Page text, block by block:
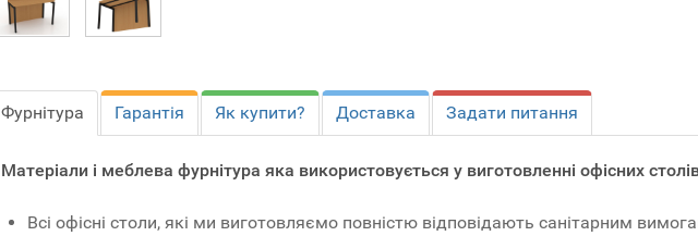
Фурнітура Гарантія Як купити? Доставка Задати питання
Матеріали і меблева фурнітура яка використовується у виготовленні офісних
Всі офісні столи, які ми виготовляємо повністю відповідають санітарним